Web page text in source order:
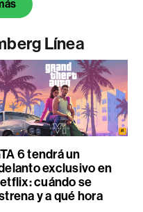
Línea
6 tendrá un
exclusivo en
cuándo se
y a qué hora